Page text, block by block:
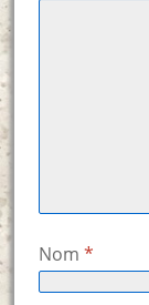
Nom *